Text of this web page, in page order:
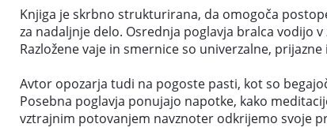
Knjiga je skrbno strukturirana, da omogoča
za nadaljnje delo. Osrednja poglavja bralca vodijo
Razložene vaje in smernice so univerzalne,
Avtor opozarja tudi na pogoste pasti, kot so
Posebna poglavja ponujajo napotke, kako
vztrajnim potovanjem navznoter odkrijemo svoje